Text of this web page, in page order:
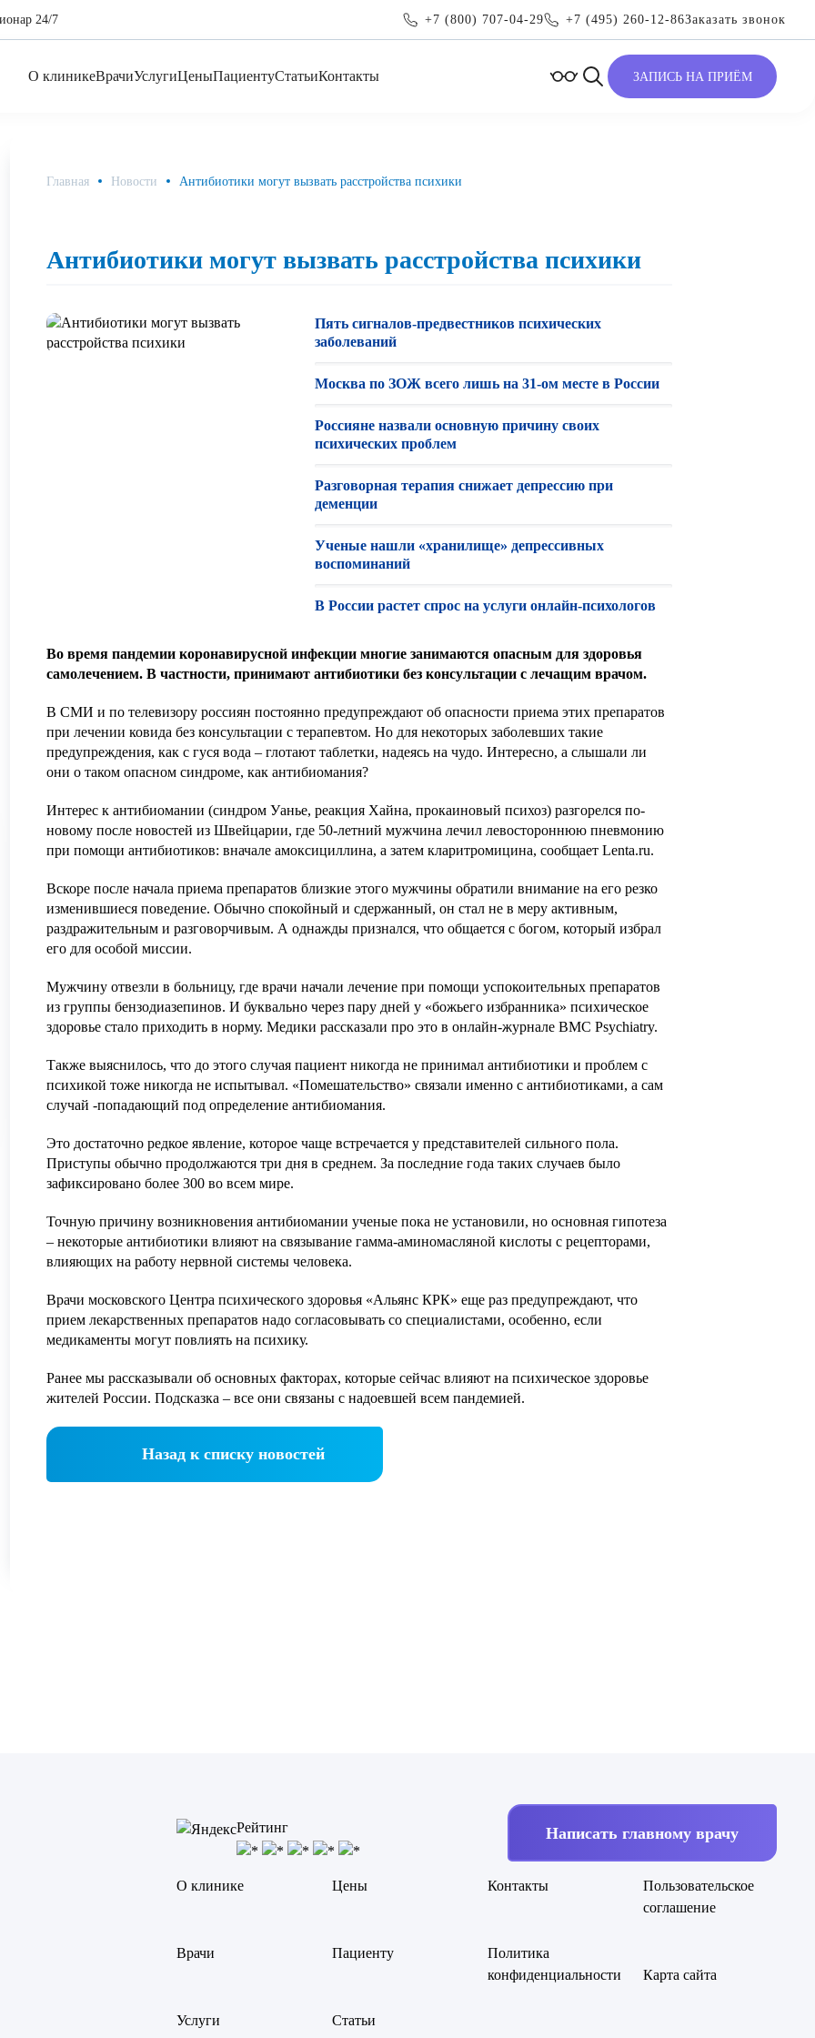
24/7 +7 (800) 707-04-29 +7 (495) 260-12-86Заказать звонок
О клиникеВрачиУслугиЦеныПациентуСтатьиКонтакты ЗАПИСЬ НА ПРИЁМ
Главная Новости Антибиотики могут вызвать расстройства психики
Антибиотики могут вызвать расстройства психики
Пять сигналов-предвестников психических
заболеваний
Москва по ЗОЖ всего лишь на 31-ом месте в России
Россияне назвали основную причину своих
психических проблем
Разговорная терапия снижает депрессию при
деменции
Ученые нашли «хранилище» депрессивных
воспоминаний
В России растет спрос на услуги онлайн-психологов
Во время пандемии коронавирусной инфекции многие занимаются опасным для здоровья
самолечением. В частности, принимают антибиотики без консультации с лечащим врачом.
В СМИ и по телевизору россиян постоянно предупреждают об опасности приема этих препаратов
при лечении ковида без консультации с терапевтом. Но для некоторых заболевших такие
предупреждения, как с гуся вода – глотают таблетки, надеясь на чудо. Интересно, а слышали ли
они о таком опасном синдроме, как антибиомания?
Интерес к антибиомании (синдром Уанье, реакция Хайна, прокаиновый психоз) разгорелся по-
новому после новостей из Швейцарии, где 50-летний мужчина лечил левостороннюю пневмонию
при помощи антибиотиков: вначале амоксициллина, а затем кларитромицина, сообщает Lenta.ru.
Вскоре после начала приема препаратов близкие этого мужчины обратили внимание на его резко
изменившиеся поведение. Обычно спокойный и сдержанный, он стал не в меру активным,
раздражительным и разговорчивым. А однажды признался, что общается с богом, который избрал
его для особой миссии.
Мужчину отвезли в больницу, где врачи начали лечение при помощи успокоительных препаратов
из группы бензодиазепинов. И буквально через пару дней у «божьего избранника» психическое
здоровье стало приходить в норму. Медики рассказали про это в онлайн-журнале BMC Psychiatry.
Также выяснилось, что до этого случая пациент никогда не принимал антибиотики и проблем с
психикой тоже никогда не испытывал. «Помешательство» связали именно с антибиотиками, а сам
случай -попадающий под определение антибиомания.
Это достаточно редкое явление, которое чаще встречается у представителей сильного пола.
Приступы обычно продолжаются три дня в среднем. За последние года таких случаев было
зафиксировано более 300 во всем мире.
Точную причину возникновения антибиомании ученые пока не установили, но основная гипотеза
– некоторые антибиотики влияют на связывание гамма-аминомасляной кислоты с рецепторами,
влияющих на работу нервной системы человека.
Врачи московского Центра психического здоровья «Альянс КРК» еще раз предупреждают, что
прием лекарственных препаратов надо согласовывать со специалистами, особенно, если
медикаменты могут повлиять на психику.
Ранее мы рассказывали об основных факторах, которые сейчас влияют на психическое здоровье
жителей России. Подсказка – все они связаны с надоевшей всем пандемией.
Назад к списку новостей
Рейтинг Написать главному врачу
О клинике
Врачи
Услуги
Цены
Пациенту
Статьи
Контакты
Политика
конфиденциальности
Пользовательское
соглашение
Карта сайта
Я даю согласие на обработку персональных данных
Я даю согласие на